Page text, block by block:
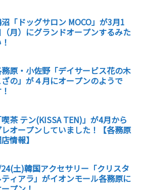
「ドッグサロン MOCO」が3月1
（月）にグランドオープンするみた
原・小佐野「デイサービス花の木
ざの」が４月にオープンのようで
喫茶 テン(KISSA TEN)」が4月から
レオープンしていました！【各務原
情報】
土)韓国アクセサリー「クリスタ
ィアラ」がイオンモール各務原に